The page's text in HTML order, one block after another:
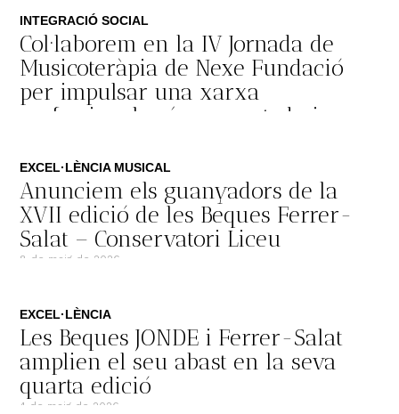
INTEGRACIÓ SOCIAL
Col·laborem en la IV Jornada de
Musicoteràpia de Nexe Fundació
per impulsar una xarxa
professional més connectada i
17 de juny de 2026
EXCEL·LÈNCIA MUSICAL
Anunciem els guanyadors de la
XVII edició de les Beques Ferrer-
Salat – Conservatori Liceu
8 de maig de 2026
EXCEL·LÈNCIA
Les Beques JONDE i Ferrer-Salat
amplien el seu abast en la seva
quarta edició
4 de maig de 2026